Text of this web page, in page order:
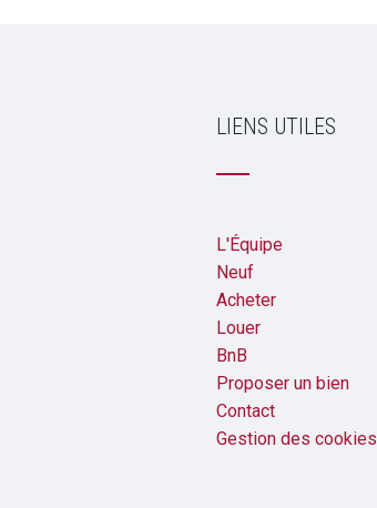
LIENS UTILES
L'Équipe
Neuf
Acheter
Louer
BnB
Proposer un bien
Contact
Gestion des cookies